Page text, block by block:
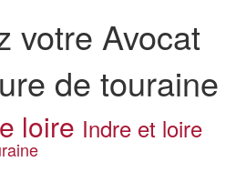
votre Avocat
de touraine
loire Indre et loire